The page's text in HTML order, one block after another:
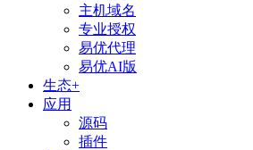
主机域名
专业授权
易优代理
易优AI版
生态+
应用
源码
插件